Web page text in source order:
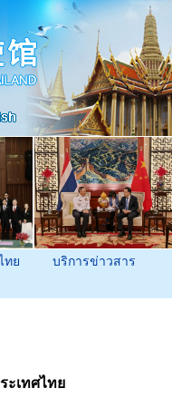
ทย
บริการข่าวสาร
เทศไทย